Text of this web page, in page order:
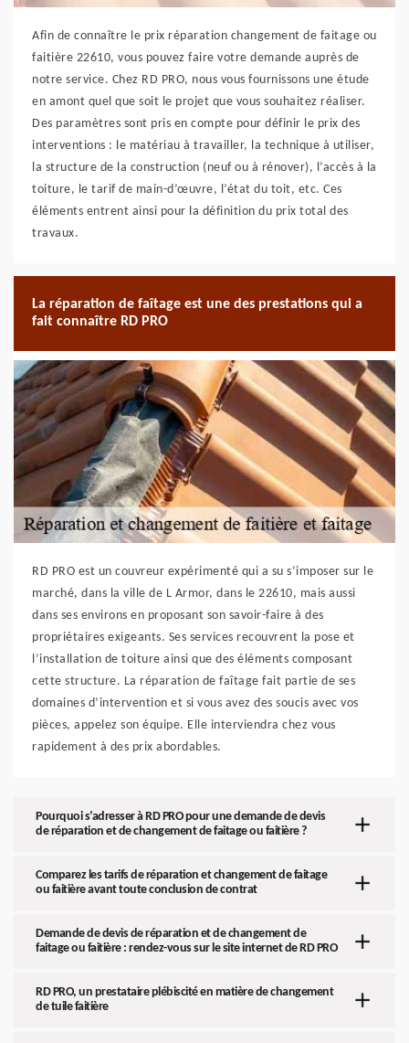
Afin de connaître le prix réparation changement de faitage ou
faitière 22610, vous pouvez faire votre demande auprès de
notre service. Chez RD PRO, nous vous fournissons une étude
en amont quel que soit le projet que vous souhaitez réaliser.
Des paramètres sont pris en compte pour définir le prix des
interventions : le matériau à travailler, la technique à utiliser,
la structure de la construction (neuf ou à rénover), l’accès à la
toiture, le tarif de main-d’œuvre, l’état du toit, etc. Ces
éléments entrent ainsi pour la définition du prix total des
travaux.
La réparation de faîtage est une des prestations qui a
fait connaître RD PRO
RD PRO est un couvreur expérimenté qui a su s’imposer sur le
marché, dans la ville de L Armor, dans le 22610, mais aussi
dans ses environs en proposant son savoir-faire à des
propriétaires exigeants. Ses services recouvrent la pose et
l’installation de toiture ainsi que des éléments composant
cette structure. La réparation de faîtage fait partie de ses
domaines d’intervention et si vous avez des soucis avec vos
pièces, appelez son équipe. Elle interviendra chez vous
rapidement à des prix abordables.
Pourquoi s’adresser à RD PRO pour une demande de devis
de réparation et de changement de faitage ou faitière ?
Comparez les tarifs de réparation et changement de faitage
ou faitière avant toute conclusion de contrat
Demande de devis de réparation et de changement de
faitage ou faitière : rendez-vous sur le site internet de RD PRO
RD PRO, un prestataire plébiscité en matière de changement
de tuile faitière